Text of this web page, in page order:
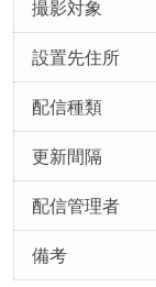
撮影対象
設置先住所
配信種類
更新間隔
配信管理者
備考